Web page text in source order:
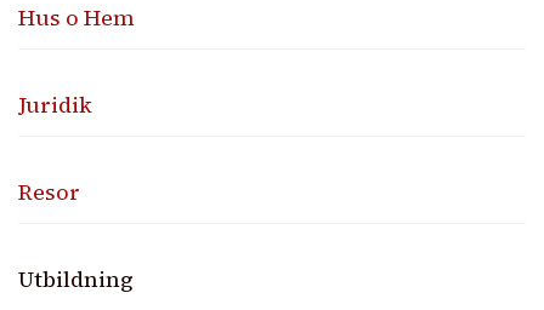
Hus o Hem
Juridik
Resor
Utbildning